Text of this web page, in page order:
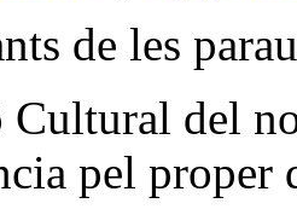
de les
del
pel proper